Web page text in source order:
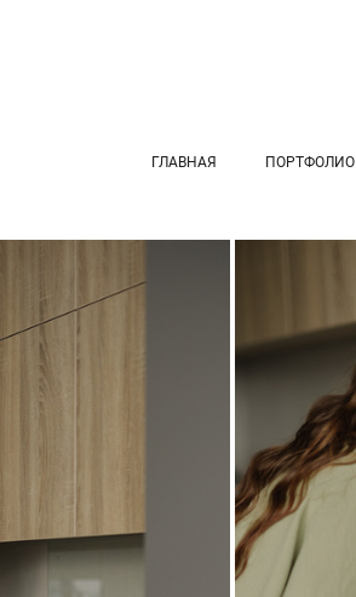
ГЛАВНАЯ ПОРТФОЛИО